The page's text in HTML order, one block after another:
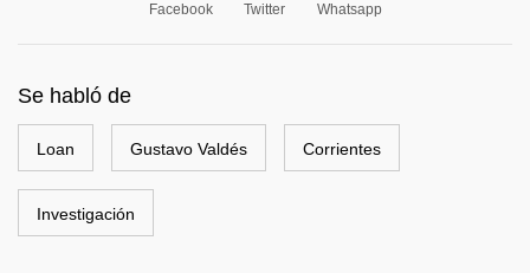
Facebook Twitter Whatsapp
Se habló de
Loan Gustavo Valdés Corrientes
Investigación